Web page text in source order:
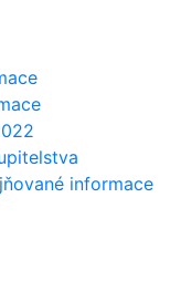
informace